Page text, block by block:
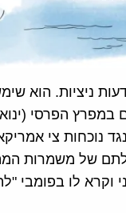
ניציות.
נגד נוכחות צי
של משמרות
וקרא לו